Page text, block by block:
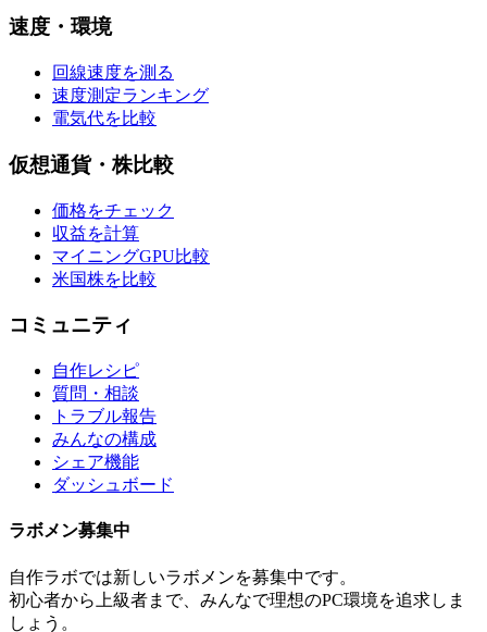
速度・環境
回線速度を測る
速度測定ランキング
電気代を比較
仮想通貨・株比較
価格をチェック
収益を計算
マイニングGPU比較
米国株を比較
コミュニティ
自作レシピ
質問・相談
トラブル報告
みんなの構成
シェア機能
ダッシュボード
ラボメン募集中
自作ラボでは新しいラボメンを募集中です。
初心者から上級者まで、みんなで理想のPC環境を追求しま
しょう。